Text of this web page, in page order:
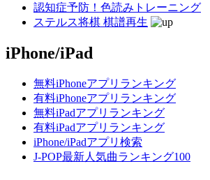
認知症予防！色読みトレーニング
ステルス将棋 棋譜再生
iPhone/iPad
無料iPhoneアプリランキング
有料iPhoneアプリランキング
無料iPadアプリランキング
有料iPadアプリランキング
iPhone/iPadアプリ検索
J-POP最新人気曲ランキング100